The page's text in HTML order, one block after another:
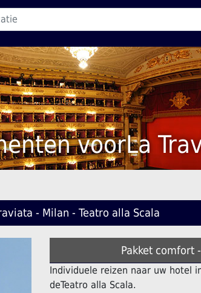
voorLa
- Milan - Teatro alla Scala
Pakket comfort
Individuele reizen naar uw hotel
deTeatro alla Scala.